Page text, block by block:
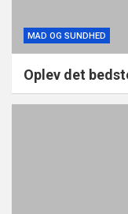
MAD OG SUNDHED
Oplev det